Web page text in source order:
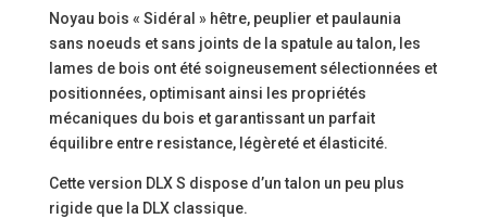
Noyau bois « Sidéral » hêtre, peuplier et paulaunia
sans noeuds et sans joints de la spatule au talon, les
lames de bois ont été soigneusement sélectionnées et
positionnées, optimisant ainsi les propriétés
mécaniques du bois et garantissant un parfait
équilibre entre resistance, légèreté et élasticité.
Cette version DLX S dispose d’un talon un peu plus
rigide que la DLX classique.